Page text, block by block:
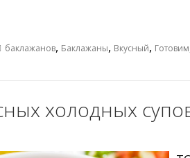
баклажанов, Баклажаны, Вкусный, Готовим
холодных